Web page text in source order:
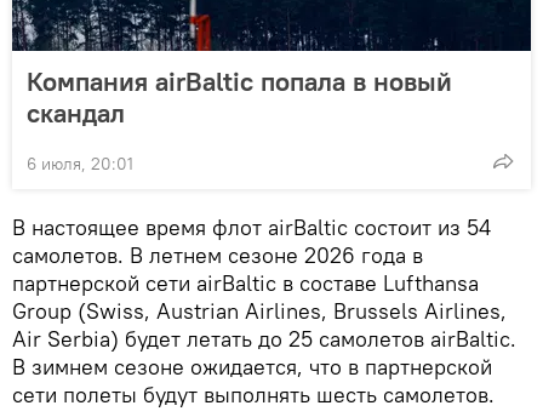
Компания airBaltic попала в новый
скандал
6 июля, 20:01
В настоящее время флот airBaltic состоит из 54
самолетов. В летнем сезоне 2026 года в
партнерской сети airBaltic в составе Lufthansa
Group (Swiss, Austrian Airlines, Brussels Airlines,
Air Serbia) будет летать до 25 самолетов airBaltic.
В зимнем сезоне ожидается, что в партнерской
сети полеты будут выполнять шесть самолетов.